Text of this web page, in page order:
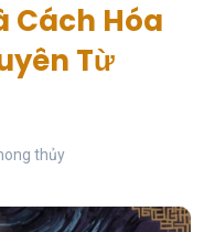
Cách Hóa
Từ
thủy